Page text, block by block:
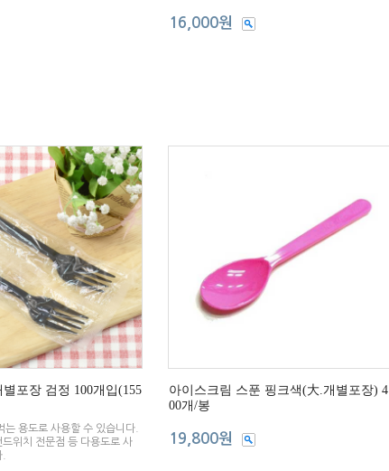
16,000원
포장 검정 100개입(155
는 용도로 사용할 수 있습니다.
위치 전문점 등 다용도로 사
아이스크림 스푼 핑크색(大.개별포장) 4
00개/봉
19,800원